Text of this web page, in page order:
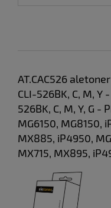
AT.CAC526
CLI-526BK, C, M, Y
526BK, C, M, Y, G -
MG6150, MG8150,
MX885, iP4950,
MX715, MX895,